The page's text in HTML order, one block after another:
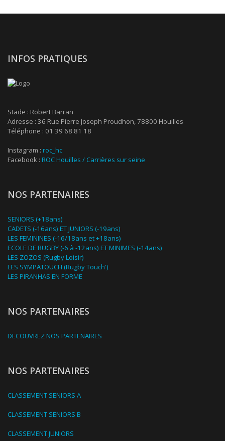
INFOS PRATIQUES
Stade : Robert Barran
Adresse : 36 Rue Pierre Joseph Proudhon, 78800 Houilles
Téléphone : 01 39 68 81 18
Instagram : roc_hc
Facebook : ROC Houilles / Carrières sur seine
NOS PARTENAIRES
SENIORS (+18ans)
CADETS (-16ans) ET JUNIORS (-19ans)
LES FEMININES (-16/18ans et +18ans)
ECOLE DE RUGBY (-6 à -12ans) ET MINIMES (-14ans)
LES ZOZOS (Rugby Loisir)
LES SYMPATOUCH (Rugby Touch')
LES PIRANHAS EN FORME
NOS PARTENAIRES
DECOUVREZ NOS PARTENAIRES
NOS PARTENAIRES
CLASSEMENT SENIORS A
CLASSEMENT SENIORS B
CLASSEMENT JUNIORS